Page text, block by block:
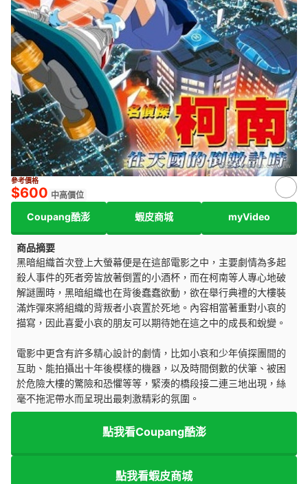
來源：feebee.com.tw
參考價格
$600 中高價位
Coupang酷澎 蝦皮商城 myVideo
商品摘要
黑暗組織首次登上大螢幕便是在這部電影之中，主要劇情為多起
殺人事件的死者旁皆放著倒置的小酒杯，而在柯南等人專心地破
解謎團時，黑暗組織也在背後蠢蠢欲動，欲在舉行典禮的大樓裝
滿炸彈來將組織的背叛者小哀置於死地。內容相當著重對小哀的
描寫，因此喜愛小哀的朋友可以期待她在這之中的成長和蛻變。
電影中更含有許多精心設計的劇情，比如小哀和少年偵探團間的
互助、能拍攝出十年後模樣的機器，以及時間倒數的伏筆、被困
於危險大樓的驚險和恐懼等等，緊湊的橋段接二連三地出現，絲
毫不拖泥帶水而呈現出最刺激精彩的氛圍。
點我看Coupang酷澎
點我看蝦皮商城